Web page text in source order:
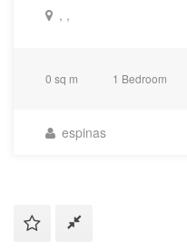
, ,
0 sq m 1 Bedroom
espinas